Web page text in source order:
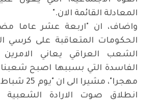
المعادلة القائمة الان".
واضاف، ان "اربعة عشر عاما
الحكومات المتعاقبة على كرسي
الشعب العراقي يعاني
الفاسدة التي بسببها اصبح شعبنا
انطلاق صوت الارادة الشعبية